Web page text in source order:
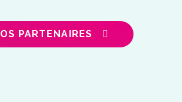
PARTENAIRES